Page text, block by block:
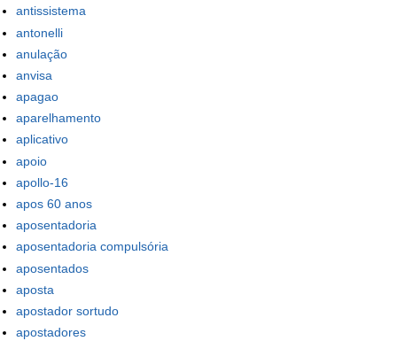
antissistema
antonelli
anulação
anvisa
apagao
aparelhamento
aplicativo
apoio
apollo-16
apos 60 anos
aposentadoria
aposentadoria compulsória
aposentados
aposta
apostador sortudo
apostadores